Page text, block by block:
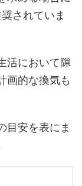
されていま
活において隙
画的な換気も
目安を表にま